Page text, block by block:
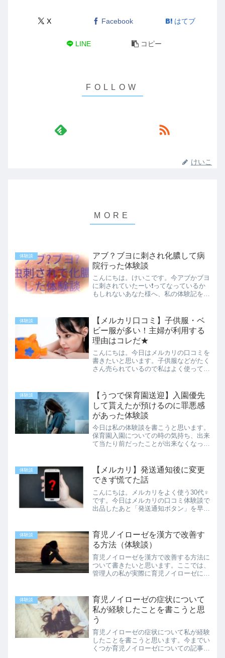
X Facebook はてブ
LINE コピー
けいこ
体験談
アブ？ブヨに刺され化膿して病
院行った体験談
こんにちは。けいこです。今アブかブヨ
に刺されていたーい❗️ってなっているか
もしれないあなた様へ、私の体験記を書
のですが、今回は今までにない大きな腫
れを感じました。たかが...
体験談
【メルカリ口コミ】子供服・ベ
ビー服が多い！主婦が利用する
理由はコレだ★
こんにちは。今日はメルカリの口コミを
書きたいと思います。子供服などがたく
さん売られているので私はよく使ってい
主婦には嬉しい子供服・ベビー服がたく
さん売られています。 持...
体験談
【うつで保育園送迎】入園優先
して貰えたが預けるのに罪悪感
があった体験談
今日は私の体験談を書こうと思います。
保育園入園についての時の気持ち、出来
て当たり前だったことが出来なくなった
幸いです。
体験談
【メルカリ】発送通知後に変更
できず慌てた話
こんにちは。メルカリをよく使う30代♀
です。今日はメルカリの口コミ体験談で
出品したあと「発送通知ボタン」を早く
押してくださいね(´-`)メルカリ「発送通
知」ボタンを早く...
体験談
育児ノイローゼを漢方で改善す
る方法（体験談）
育児ノイローゼを漢方で改善する方法に
ついて書きたいと思います。ここでは、
管理人の私が実際に育児ノイローゼにな
す。管理人が経験したことなので、すべ
ての方にこのことが当てはま...
体験談
育児ノイローゼの症状について
私が経験したことを書こうと思
う
育児ノイローゼの症状について私が経験
したことを書こうと思います。今までい
くつか育児ノイローゼについての記事は